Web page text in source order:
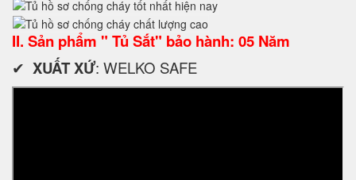
II. Sản phẩm " Tủ Sắt" bảo hành: 05 Năm
✔ XUẤT XỨ: WELKO SAFE